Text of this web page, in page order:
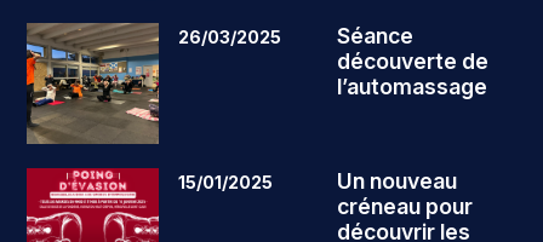
26/03/2025
Séance
découverte de
l’automassage
15/01/2025
Un nouveau
créneau pour
découvrir les